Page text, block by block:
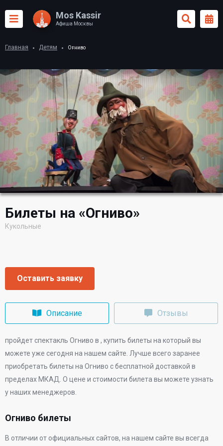
Mos Kassir
Афиша Москвы
Главная Детям Огниво
Билеты на «Огниво»
Кукольные
Оставить заявку
Описание Отзывы
пройдет спектакль Огниво в , купить билеты на который вы
можете уже сегодня на нашем сайте. Лучше всего заранее
приобретать билеты на Огниво с бесплатной доставкой в
пределах МКАД. О цене и стоимости билета вы можете узнать
у наших менеджеров.
Огниво билеты
В отличии от официальных сайтов, на нашем сайте вы всегда